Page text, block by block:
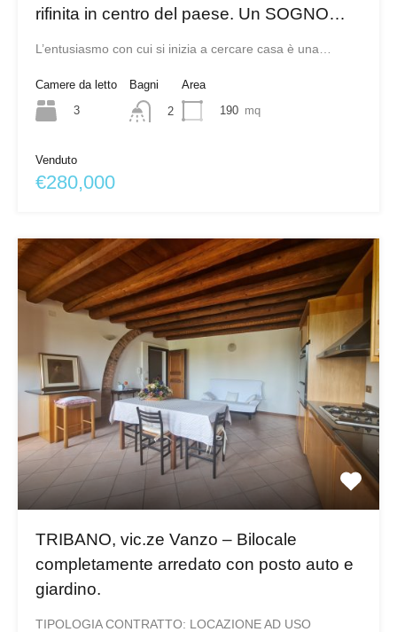
rifinita in centro del paese. Un SOGNO…
L’entusiasmo con cui si inizia a cercare casa è una…
Camere da letto
3
Bagni
2
Area
190 mq
Venduto
€280,000
TRIBANO, vic.ze Vanzo – Bilocale
completamente arredato con posto auto e
giardino.
TIPOLOGIA CONTRATTO: LOCAZIONE AD USO